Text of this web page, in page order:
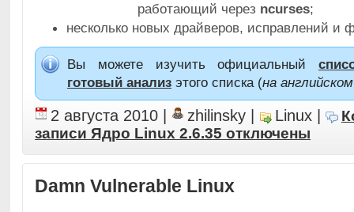
работающий через ncurses;
несколько новых драйверов, исправлений и
Вы можете изучить официальный
готовый анализ этого списка (на
2 августа 2010 zhilinsky Linux
записи Ядро Linux 2.6.35 отключены
Damn Vulnerable Linux